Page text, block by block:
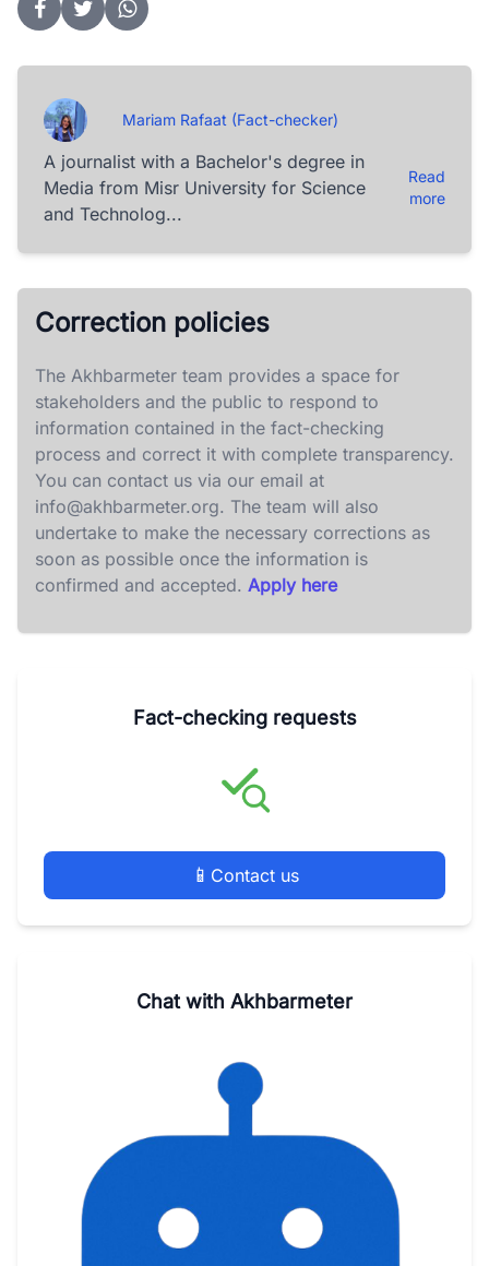
Mariam Rafaat (Fact-checker)
A journalist with a Bachelor's degree in
Media from Misr University for Science
and Technolog...
Read
more
Correction policies
The Akhbarmeter team provides a space for
stakeholders and the public to respond to
information contained in the fact-checking
process and correct it with complete transparency.
You can contact us via our email at
info@akhbarmeter.org. The team will also
undertake to make the necessary corrections as
soon as possible once the information is
confirmed and accepted. Apply here
Fact-checking requests
📱 Contact us
Chat with Akhbarmeter